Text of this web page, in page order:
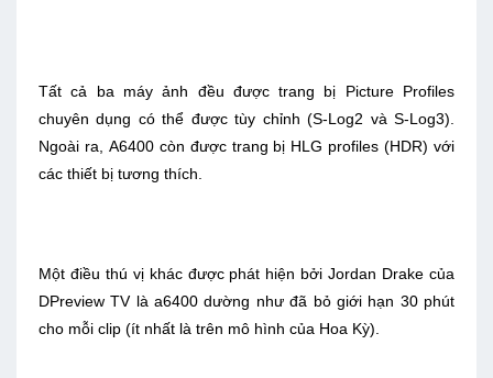
Tất cả ba máy ảnh đều được trang bị Picture Profiles
chuyên dụng có thể được tùy chỉnh (S-Log2 và S-Log3).
Ngoài ra, A6400 còn được trang bị HLG profiles (HDR) với
các thiết bị tương thích.
Một điều thú vị khác được phát hiện bởi Jordan Drake của
DPreview TV là a6400 dường như đã bỏ giới hạn 30 phút
cho mỗi clip (ít nhất là trên mô hình của Hoa Kỳ).